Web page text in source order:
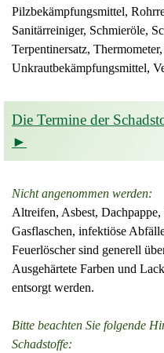
Pilzbekämpfungsmittel,
Sanitärreiniger, Schmieröle,
Terpentinersatz,
Unkrautbekämpfungsmittel,
Die Termine der
►
Nicht angenommen werden:
Altreifen, Asbest,
Gasflaschen, infektiöse
Feuerlöscher sind generell
Ausgehärtete Farben und
entsorgt werden.
Bitte beachten Sie folgende
Schadstoffe: